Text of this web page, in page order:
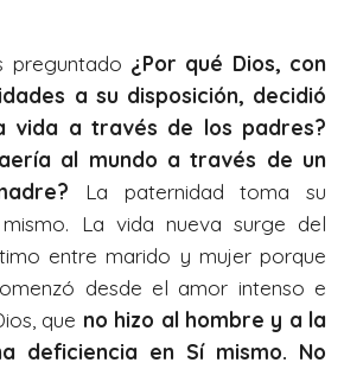
preguntado ¿Por qué Dios, con
a su disposición, decidió
vida a través de los padres?
al mundo a través de un
La paternidad toma su
La vida nueva surge del
entre marido y mujer porque
desde el amor intenso e
que no hizo al hombre y a la
deficiencia en Sí mismo. No